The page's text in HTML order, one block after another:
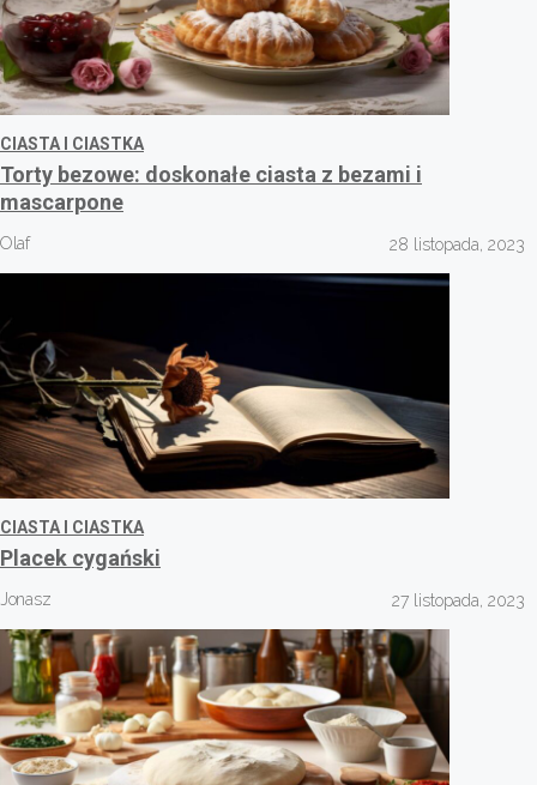
CIASTA I CIASTKA
Torty bezowe: doskonałe ciasta z bezami i
mascarpone
Olaf 28 listopada, 2023
CIASTA I CIASTKA
Placek cygański
Jonasz 27 listopada, 2023